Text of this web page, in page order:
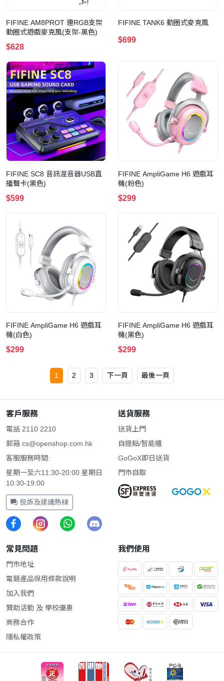
FIFINE AM8PROT 連RGB支架
動圈式遊戲麥克風(支架-黑色)
$628
FIFINE TANK6 動圈式麥克風
$699
FIFINE SC8 音訊混音器USB直
播聲卡(黑色)
$599
FIFINE AmpliGame H6 遊戲耳
機(粉色)
$299
FIFINE AmpliGame H6 遊戲耳
機(白色)
$299
FIFINE AmpliGame H6 遊戲耳
機(黑色)
$299
1 2 3 下一頁 最後一頁
客戶服務
電話 2110 2210
郵箱 cs@openshop.com.hk
客服服務時間:
星期一至六11:30-20:00 星期日
10:30-19:00
投訴及建議熱線
送貨服務
送貨上門
自提點/智能櫃
GoGoX即日送貨
門市自取
常見問題
門市地址
電競產品保用條款說明
加入我們
贊助活動 及 學校優惠
商務合作
隱私權政策
我們使用